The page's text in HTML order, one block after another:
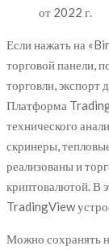
от 2022 г.
Если нажать на
торговой панели,
торговли, экспорт
Платформа
технического
скринеры,
реализованы и
криптовалютой. В
TradingView
Можно сохранять